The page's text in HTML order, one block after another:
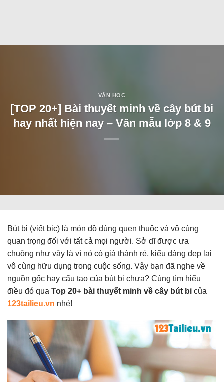
VĂN HỌC
[TOP 20+] Bài thuyết minh về cây bút bi
hay nhất hiện nay – Văn mẫu lớp 8 & 9
Bút bi (viết bic) là món đồ dùng quen thuộc và vô cùng
quan trọng đối với tất cả mọi người. Sở dĩ được ưa
chuộng như vậy là vì nó có giá thành rẻ, kiểu dáng đẹp lại
vô cùng hữu dụng trong cuộc sống. Vậy bạn đã nghe về
nguồn gốc hay cấu tạo của bút bi chưa? Cùng tìm hiểu
điều đó qua Top 20+ bài thuyết minh về cây bút bi của
123tailieu.vn nhé!